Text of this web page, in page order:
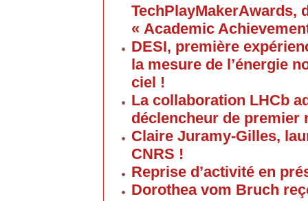
TechPlayMakerAwards,
« Academic
DESI, première
la mesure de l’énergie
ciel !
La collaboration LHCb
déclencheur de premier
Claire Juramy-Gilles,
CNRS !
Reprise d’activité en
Dorothea vom Bruch